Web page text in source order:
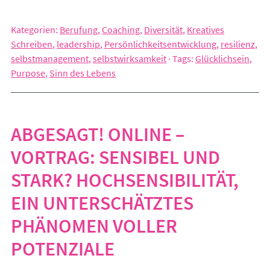
Kategorien: Berufung,Coaching, Diversität, Kreatives
Schreiben, leadership, Persönlichkeitsentwicklung, resilienz,
selbstmanagement,selbstwirksamkeit · Tags: Glücklichsein,
Purpose, Sinn des Lebens
ABGESAGT! ONLINE –
VORTRAG: SENSIBEL UND
STARK? HOCHSENSIBILITÄT,
EIN UNTERSCHÄTZTES
PHÄNOMEN VOLLER
POTENZIALE